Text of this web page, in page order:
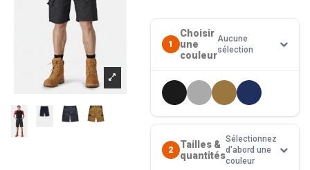
1
Choisir
une
couleur
Aucune
sélection
2
Tailles &
quantités
Sélectionnez
d'abord une
couleur